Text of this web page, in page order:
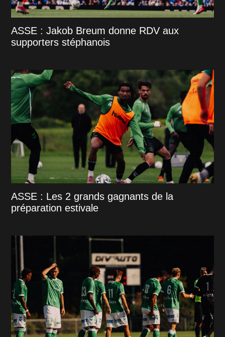
ASSE : Jakob Breum donne RDV aux
supporters stéphanois
ASSE : Les 2 grands gagnants de la
préparation estivale